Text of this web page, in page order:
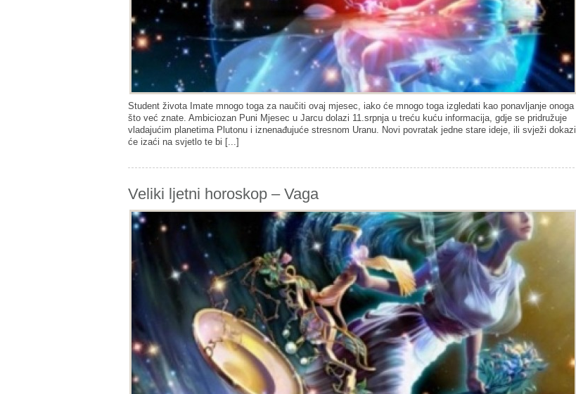
Student života Imate mnogo toga za naučiti ovaj mjesec, iako će mnogo toga izgledati kao ponavljanje onoga
što već znate. Ambiciozan Puni Mjesec u Jarcu dolazi 11.srpnja u treću kuću informacija, gdje se pridružuje
vladajućim planetima Plutonu i iznenađujuće stresnom Uranu. Novi povratak jedne stare ideje, ili svježi dokazi
će izaći na svjetlo te bi [...]
Veliki ljetni horoskop – Vaga